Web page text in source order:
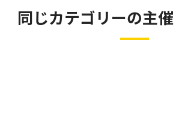
同じカテゴリーの主